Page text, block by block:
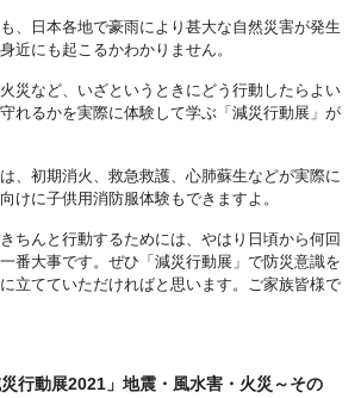
、日本各地で豪雨により甚大な自然災害が発生
近にも起こるかわかりません。
災など、いざというときにどう行動したらよい
れるかを実際に体験して学ぶ「減災行動展」が
、初期消火、救急救護、心肺蘇生などが実際に
けに子供用消防服体験もできますよ。
ちんと行動するためには、やはり日頃から何回
番大事です。ぜひ「減災行動展」で防災意識を
立てていただければと思います。ご家族皆様で
行動展2021」地震・風水害・火災～その